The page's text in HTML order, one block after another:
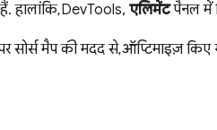
हालांकि, DevTools, एलिमेंटपैनल में
सोर्स मैप की मदद से, ऑप्टिमाइज़